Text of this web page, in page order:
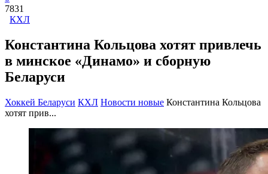
7831
КХЛ
Константина Кольцова хотят привлечь
в минское «Динамо» и сборную
Беларуси
Хоккей Беларуси КХЛ Новости новые Константина Кольцова
хотят прив...